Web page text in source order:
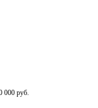
000 руб.